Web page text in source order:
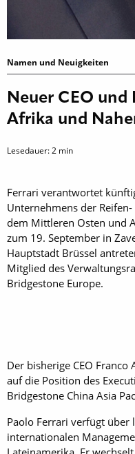
Namen und Neuigkeiten
Neuer CEO und
Afrika und
Lesedauer:2 min
Ferrari verantwortet
Unternehmens der
dem Mittleren Osten und
zum 19. September in
Hauptstadt Brüssel
Mitglied des
Bridgestone Europe.
Der bisherige CEO
auf die Position des
Bridgestone China Asia
Paolo Ferrari verfügt über
internationalen